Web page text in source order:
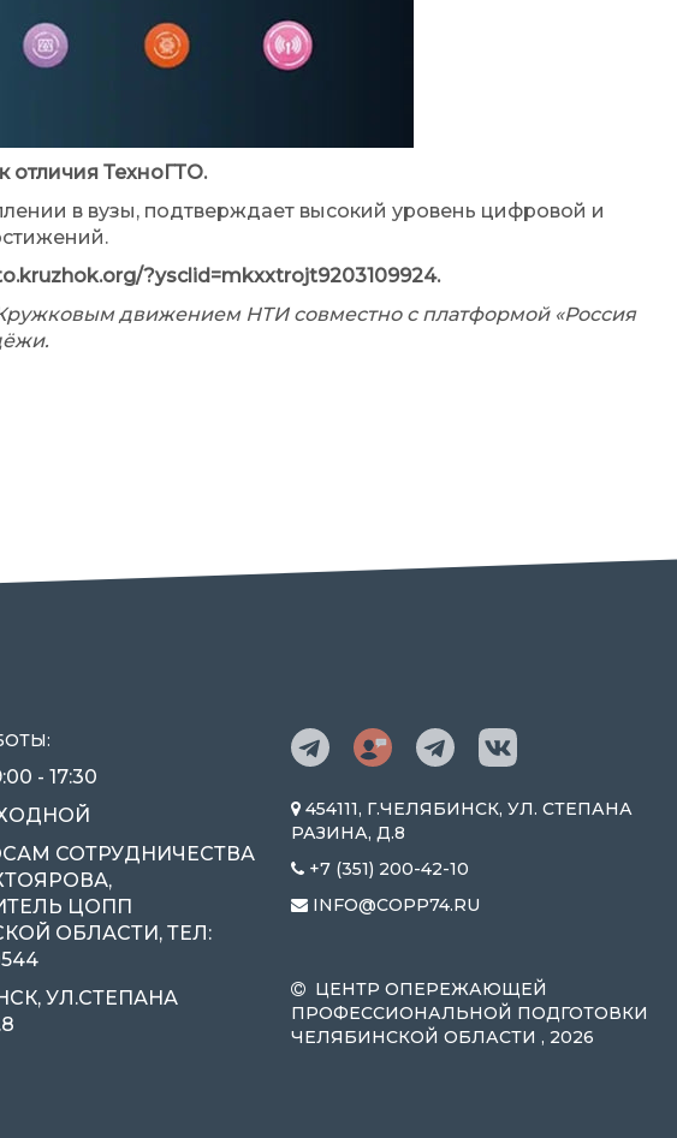
отличия ТехноГТО.
в вузы, подтверждает высокий уровень цифровой и
?ysclid=mkxxtrojt9203109924.
движением НТИ совместно с платформой «Россия
- 17:30
СОТРУДНИЧЕСТВА
ЦОПП
ОБЛАСТИ, ТЕЛ:
УЛ.СТЕПАНА
454111, Г.ЧЕЛЯБИНСК, УЛ. СТЕПАНА
РАЗИНА, Д.8
+7 (351) 200-42-10
INFO@COPP74.RU
ЦЕНТР ОПЕРЕЖАЮЩЕЙ
ПРОФЕССИОНАЛЬНОЙ ПОДГОТОВКИ
ЧЕЛЯБИНСКОЙ ОБЛАСТИ , 2026